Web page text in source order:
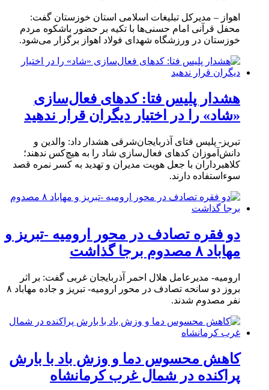
اهواز – مدیرکل تبلیغات اسلامی استان خوزستان گفت:
محفل قرآنی امام حسنی‌ها با تکیه بر حضور باشکوه مردم
خوزستان در ورزشگاه شهدای فولاد اهواز برگزار می‌شود.
هشدار پلیس فتا: کدهای فعال‌سازی
«شاد» را در اختیار دیگران قرار ندهید
تبریز- پلیس فتای آذربایجان‌شرقی هشدار داد: والدین و
دانش‌آموزان کدهای فعال‌سازی شاد را به هیچ‌کس ندهند؛
کلاهبرداران با جعل هویت مدیران و تهدید به کسر نمره قصد
سوءاستفاده دارند.
دو فقره تصادف در محور ارومیه -تبریز و
مهاباد ۸ مصدوم برجا گذاشت
ارومیه- مدیرعامل هلال احمر آذربایجان غربی گفت: بر اثر
بروز دو سانحه تصادف در محور ارومیه- تبریز و جاده مهاباد ۸
نفر مصدوم شدند.
کاهش محسوس دما و وزش باد با بارش
پراکنده در شمال غرب کرمانشاه